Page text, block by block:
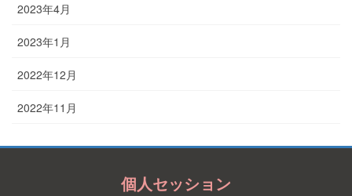
2023年4月
2023年1月
2022年12月
2022年11月
個人セッション